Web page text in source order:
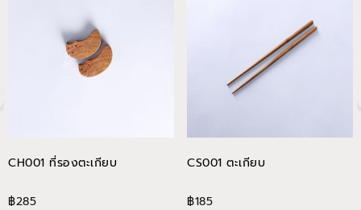
CH001 ที่รองตะเกียบ
฿285
CS001 ตะเกียบ
฿185